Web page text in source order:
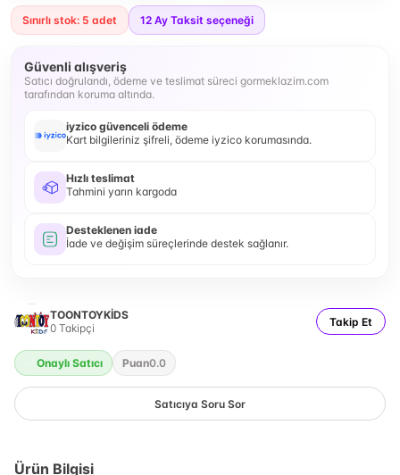
Sınırlı stok: 5 adet 12 Ay Taksit seçeneği
Güvenli alışveriş
Satıcı doğrulandı, ödeme ve teslimat süreci gormeklazim.com
tarafından koruma altında.
iyzico güvenceli ödeme
Kart bilgileriniz şifreli, ödeme iyzico korumasında.
Hızlı teslimat
Tahmini yarın kargoda
Desteklenen iade
İade ve değişim süreçlerinde destek sağlanır.
TOONTOYKİDS
0 Takipçi Takip Et
Onaylı Satıcı Puan0.0
Satıcıya Soru Sor
Ürün Bilgisi